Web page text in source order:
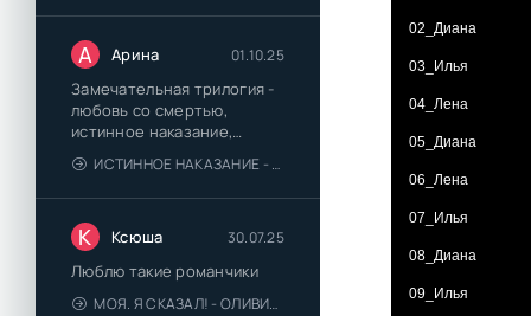
А Арина 01.10.25
Замечательная трилогия -
любовь со смертью,
истинное наказание,
любимая для монстра -
понравились
ИСТИННОЕ НАКАЗАНИЕ - ОЛЬГА ГУСЕЙНОВА
К Ксюша 30.07.25
Люблю такие романчики
МОЯ. Я СКАЗАЛ! - ОЛИВИЯ ЛЕЙК
02_Диана
03_Илья
04_Лена
05_Диана
06_Лена
07_Илья
08_Диана
09_Илья